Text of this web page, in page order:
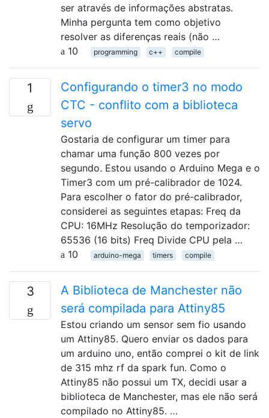
ser através de informações abstratas.
Minha pergunta tem como objetivo
resolver as diferenças reais (não …
10
programming c++ compile
1
Configurando o timer3 no modo
CTC - conflito com a biblioteca
servo
Gostaria de configurar um timer para
chamar uma função 800 vezes por
segundo. Estou usando o Arduino Mega e o
Timer3 com um pré-calibrador de 1024.
Para escolher o fator do pré-calibrador,
considerei as seguintes etapas: Freq da
CPU: 16MHz Resolução do temporizador:
65536 (16 bits) Freq Divide CPU pela …
10
arduino-mega timers compile
3
A Biblioteca de Manchester não
será compilada para Attiny85
Estou criando um sensor sem fio usando
um Attiny85. Quero enviar os dados para
um arduino uno, então comprei o kit de link
de 315 mhz rf da spark fun. Como o
Attiny85 não possui um TX, decidi usar a
biblioteca de Manchester, mas ele não será
compilado no Attiny85. …